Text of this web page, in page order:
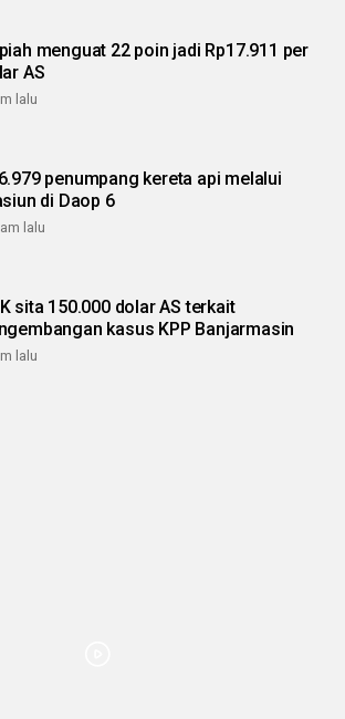
menguat 22 poin jadi Rp17.911 per
AS
lalu
penumpang kereta api melalui
di Daop 6
lalu
sita 150.000 dolar AS terkait
kasus KPP Banjarmasin
lalu